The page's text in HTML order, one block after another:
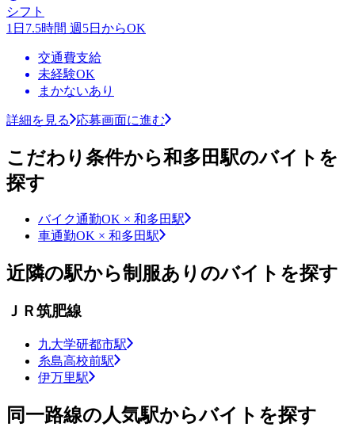
シフト
1日7.5時間 週5日からOK
交通費支給
未経験OK
まかないあり
詳細を見る 応募画面に進む
こだわり条件から和多田駅のバイトを
探す
バイク通勤OK × 和多田駅
車通勤OK × 和多田駅
近隣の駅から制服ありのバイトを探す
ＪＲ筑肥線
九大学研都市駅
糸島高校前駅
伊万里駅
同一路線の人気駅からバイトを探す